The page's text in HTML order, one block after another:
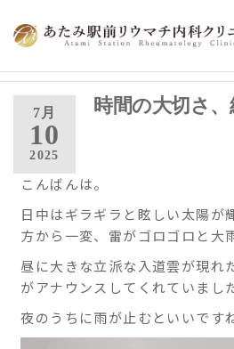
7月
10
2025
時間の大切さ
こんばんは。
日中はギラギラと眩しい太陽が
方から一変、雷がゴロゴロと大
昼に大きな立派な入道雲が現れ
がアナウンスしてくれていまし
夜のうちに雨が止むといいです